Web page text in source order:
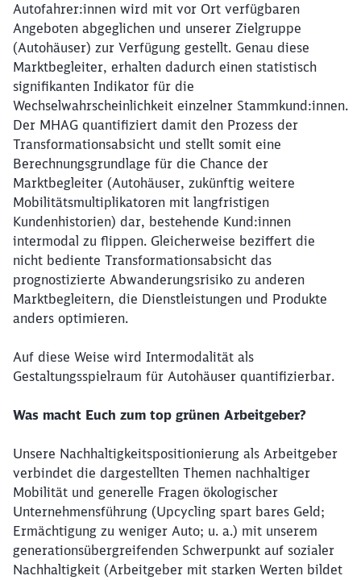
Autofahrer:innen wird mit vor Ort verfügbaren
Angeboten abgeglichen und unserer Zielgruppe
(Autohäuser) zur Verfügung gestellt. Genau diese
Marktbegleiter, erhalten dadurch einen statistisch
signifikanten Indikator für die
Wechselwahrscheinlichkeit einzelner Stammkund:innen.
Der MHAG quantifiziert damit den Prozess der
Transformationsabsicht und stellt somit eine
Berechnungsgrundlage für die Chance der
Marktbegleiter (Autohäuser, zukünftig weitere
Mobilitätsmultiplikatoren mit langfristigen
Kundenhistorien) dar, bestehende Kund:innen
intermodal zu flippen. Gleicherweise beziffert die
nicht bediente Transformationsabsicht das
prognostizierte Abwanderungsrisiko zu anderen
Marktbegleitern, die Dienstleistungen und Produkte
anders optimieren.
Auf diese Weise wird Intermodalität als
Gestaltungsspielraum für Autohäuser quantifizierbar.
Was macht Euch zum top grünen Arbeitgeber?
Unsere Nachhaltigkeitspositionierung als Arbeitgeber
verbindet die dargestellten Themen nachhaltiger
Mobilität und generelle Fragen ökologischer
Unternehmensführung (Upcycling spart bares Geld;
Ermächtigung zu weniger Auto; u. a.) mit unserem
generationsübergreifenden Schwerpunkt auf sozialer
Nachhaltigkeit (Arbeitgeber mit starken Werten bildet